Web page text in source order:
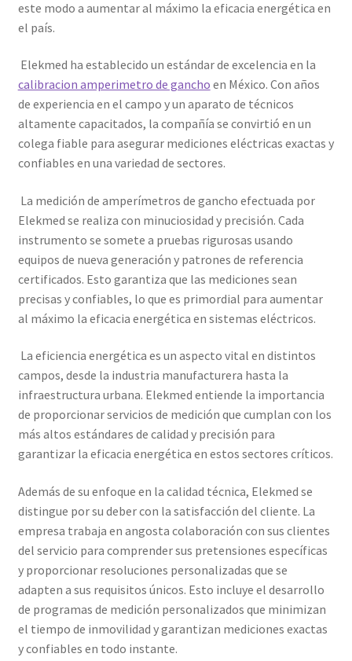
Finalizar compra
Medidor de tierras con certificado de calibración
Mi cuenta
Multímetro con certificado de calibración
Nuestra Misión en Elekmed México
Osciloscopio con certificado de calibración
Productos calibrados con certificado de Calibración
Servicios de calibración eléctrica
Sobre Nosotros – Elekmed México
Soporte
Tienda
Trayectoria de Elekmed México
Visión de Elekmed México
este modo a aumentar al máximo la eficacia energética en
el país.
Elekmed ha establecido un estándar de excelencia en la
calibracion amperimetro de gancho en México. Con años
de experiencia en el campo y un aparato de técnicos
altamente capacitados, la compañía se convirtió en un
colega fiable para asegurar mediciones eléctricas exactas y
confiables en una variedad de sectores.
La medición de amperímetros de gancho efectuada por
Elekmed se realiza con minuciosidad y precisión. Cada
instrumento se somete a pruebas rigurosas usando
equipos de nueva generación y patrones de referencia
certificados. Esto garantiza que las mediciones sean
precisas y confiables, lo que es primordial para aumentar
al máximo la eficacia energética en sistemas eléctricos.
La eficiencia energética es un aspecto vital en distintos
campos, desde la industria manufacturera hasta la
infraestructura urbana. Elekmed entiende la importancia
de proporcionar servicios de medición que cumplan con los
más altos estándares de calidad y precisión para
garantizar la eficacia energética en estos sectores críticos.
Además de su enfoque en la calidad técnica, Elekmed se
distingue por su deber con la satisfacción del cliente. La
empresa trabaja en angosta colaboración con sus clientes
del servicio para comprender sus pretensiones específicas
y proporcionar resoluciones personalizadas que se
adapten a sus requisitos únicos. Esto incluye el desarrollo
de programas de medición personalizados que minimizan
el tiempo de inmovilidad y garantizan mediciones exactas
y confiables en todo instante.